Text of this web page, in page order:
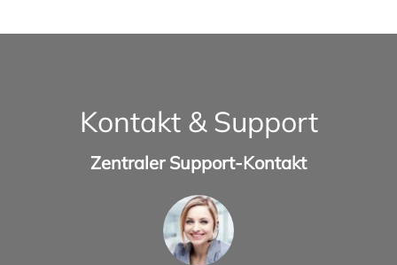
Kontakt & Support
Zentraler Support-Kontakt